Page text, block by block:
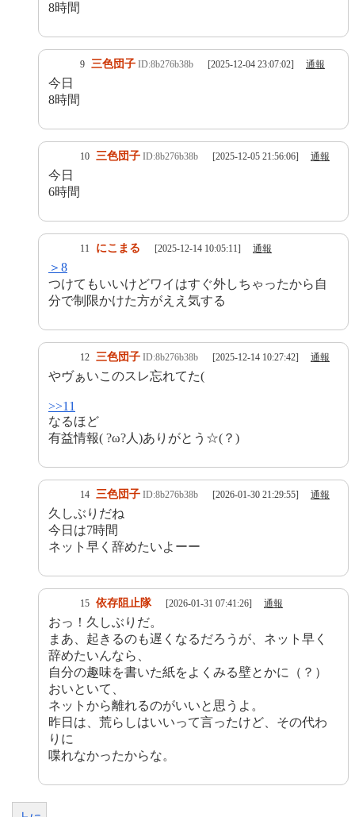
8時間
9 三色団子 ID:8b276b38b [2025-12-04 23:07:02] 通報
今日
8時間
10 三色団子 ID:8b276b38b [2025-12-05 21:56:06] 通報
今日
6時間
11 にこまる [2025-12-14 10:05:11] 通報
＞8
つけてもいいけどワイはすぐ外しちゃったから自
分で制限かけた方がええ気する
12 三色団子 ID:8b276b38b [2025-12-14 10:27:42] 通報
やヴぁいこのスレ忘れてた(
>>11
なるほど
有益情報( ?ω?人)ありがとう☆(？)
14 三色団子 ID:8b276b38b [2026-01-30 21:29:55] 通報
久しぶりだね
今日は7時間
ネット早く辞めたいよーー
15 依存阻止隊 [2026-01-31 07:41:26] 通報
おっ！久しぶりだ。
まあ、起きるのも遅くなるだろうが、ネット早く
辞めたいんなら、
自分の趣味を書いた紙をよくみる壁とかに（？）
おいといて、
ネットから離れるのがいいと思うよ。
昨日は、荒らしはいいって言ったけど、その代わ
りに
喋れなかったからな。